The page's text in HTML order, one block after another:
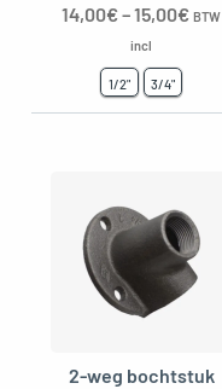
14,00€–15,00€ BTW
incl
1/2" 3/4"
2-weg bochtstuk